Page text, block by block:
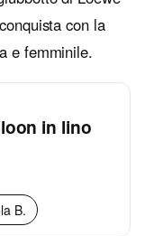
con la
e femminile.
in lino
B.